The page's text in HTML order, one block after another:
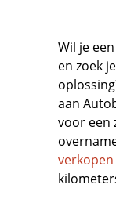
Wil je een
en zoek
aan
voor een